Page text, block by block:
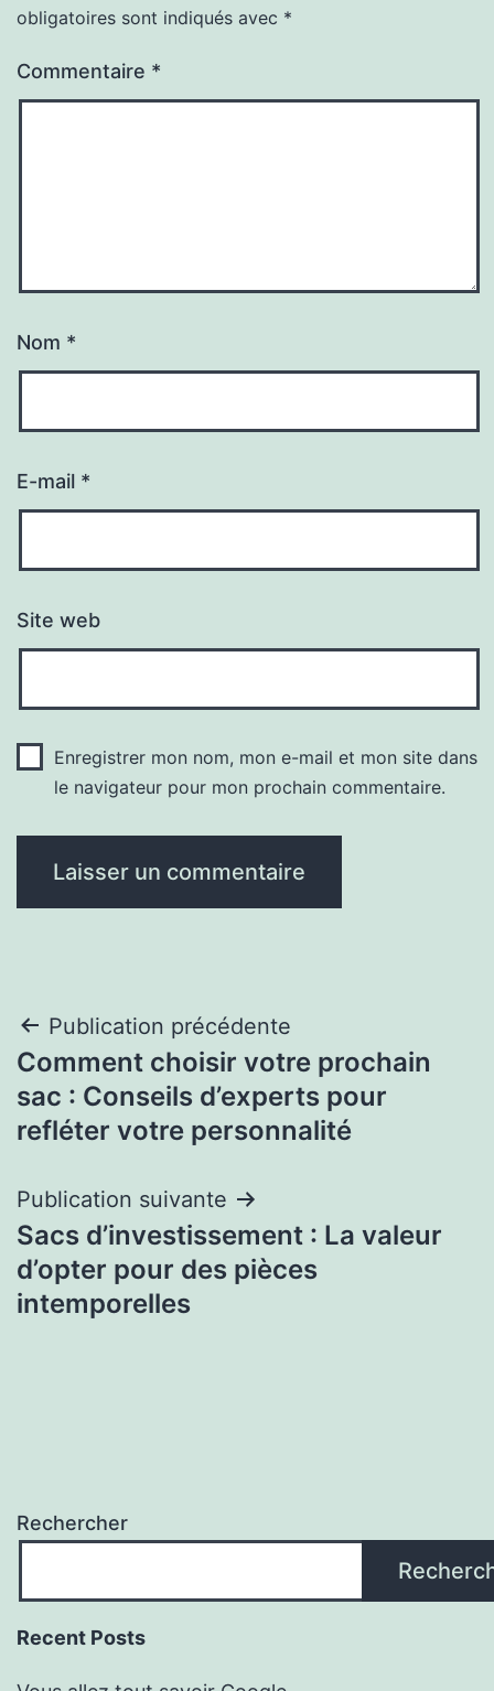
obligatoires sont indiqués avec *
Commentaire *
Nom *
E-mail *
Site web
Enregistrer mon nom, mon e-mail et mon site dans
le navigateur pour mon prochain commentaire.
Navigation
de
l’article
Publication précédente
Comment choisir votre prochain
sac : Conseils d’experts pour
refléter votre personnalité
Publication suivante
Sacs d’investissement : La valeur
d’opter pour des pièces
intemporelles
Rechercher
Recent Posts